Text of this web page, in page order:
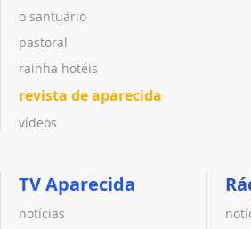
o santuário
pastoral
rainha hotéis
revista de aparecida
vídeos
TV Aparecida
notícias